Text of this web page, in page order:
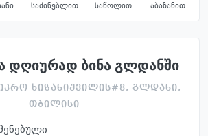
საძინებლით საწოლით აბაზანით
დღიურად ბინა გლდანში
ხიზანიშვილის#8, გლდანი,
თბილისი